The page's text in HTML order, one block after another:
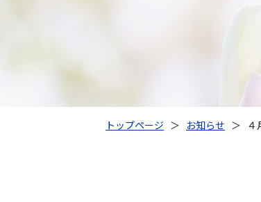
トップページ ＞ お知らせ ＞ ４